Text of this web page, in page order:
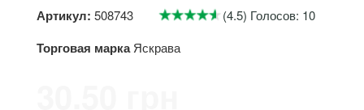
Артикул: 508743 (4.5) Голосов: 10
Торговая марка Яскрава